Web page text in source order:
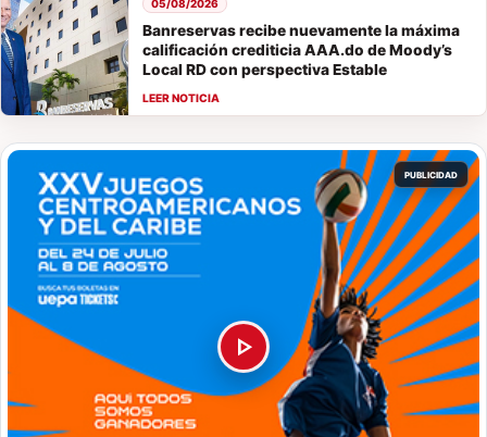
Banreservas recibe nuevamente la máxima
calificación crediticia AAA.do de Moody’s
Local RD con perspectiva Estable
05/08/2026